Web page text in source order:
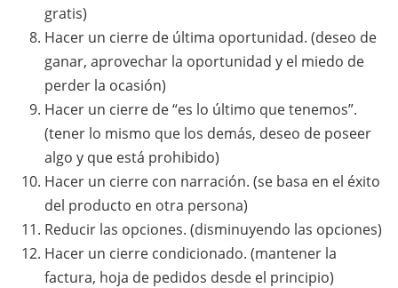
gratis)
Hacer un cierre de última oportunidad. (deseo de
ganar, aprovechar la oportunidad y el miedo de
perder la ocasión)
Hacer un cierre de “es lo último que tenemos”.
(tener lo mismo que los demás, deseo de poseer
algo y que está prohibido)
Hacer un cierre con narración. (se basa en el éxito
del producto en otra persona)
Reducir las opciones. (disminuyendo las opciones)
Hacer un cierre condicionado. (mantener la
factura, hoja de pedidos desde el principio)